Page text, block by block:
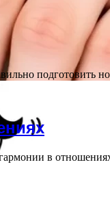
подготовить
в